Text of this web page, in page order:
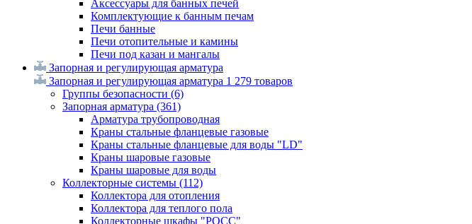
Аксессуары для банных печей
Комплектующие к банным печам
Печи банные
Печи отопительные и камины
Печи под казан и мангалы
Запорная и регулирующая арматура
Запорная и регулирующая арматура 1 279 товаров
Группы безопасности (6)
Запорная арматура (361)
Арматура трубопроводная
Краны стальные фланцевые газовые
Краны стальные фланцевые для воды "LD"
Краны шаровые газовые
Краны шаровые для воды
Коллекторные системы (112)
Коллектора для отопления
Коллектора для теплого пола
Коллекторные шкафы "РОСС"